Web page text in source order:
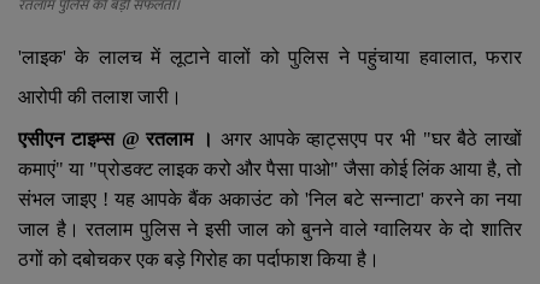
करियर
वीडियो
YouTube
Language
रतलाम पुलिस को बड़ी सफलता।
'लाइक'के लालच में लूटाने वालों को पुलिस ने पहुंचाया हवालात,फरार
आरोपी की तलाश जारी।
एसीएन टाइम्स @रतलाम । अगर आपके व्हाट्सएप पर भी "घर बैठे लाखों
कमाएं" या "प्रोडक्ट लाइक करो और पैसा पाओ" जैसा कोई लिंक आया है, तो
संभल जाइए ! यह आपके बैंक अकाउंट को 'निल बटे सन्नाटा' करने का नया
जाल है। रतलाम पुलिस ने इसी जाल को बुनने वाले ग्वालियर के दो शातिर
ठगों को दबोचकर एक बड़े गिरोह का पर्दाफाश किया है।